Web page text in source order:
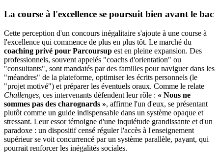
La course à l'excellence se poursuit bien avant le bac
Cette perception d'un concours inégalitaire s'ajoute à une course à
l'excellence qui commence de plus en plus tôt. Le marché du
coaching privé pour Parcoursup est en pleine expansion. Des
professionnels, souvent appelés "coachs d'orientation" ou
"consultants", sont mandatés par des familles pour naviguer dans les
"méandres" de la plateforme, optimiser les écrits personnels (le
"projet motivé") et préparer les éventuels oraux. Comme le relate
Challenges, ces intervenants défendent leur rôle : « Nous ne
sommes pas des charognards », affirme l'un d'eux, se présentant
plutôt comme un guide indispensable dans un système opaque et
stressant. Leur essor témoigne d'une inquiétude grandissante et d'un
paradoxe : un dispositif censé réguler l'accès à l'enseignement
supérieur se voit concurrencé par un système parallèle, payant, qui
pourrait renforcer les inégalités sociales.